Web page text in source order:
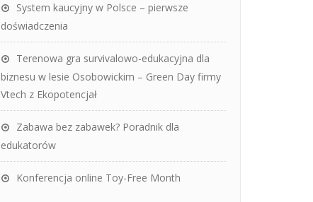
System kaucyjny w Polsce – pierwsze
doświadczenia
Terenowa gra survivalowo-edukacyjna dla
biznesu w lesie Osobowickim – Green Day firmy
Vtech z Ekopotencjał
Zabawa bez zabawek? Poradnik dla
edukatorów
Konferencja online Toy-Free Month